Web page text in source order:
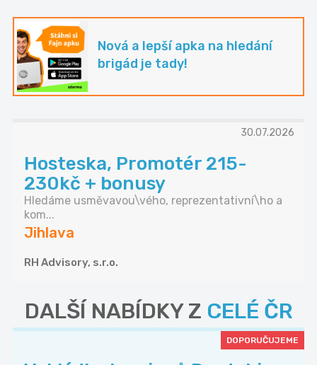
Nová a lepší apka na hledání
brigád je tady!
30.07.2026
Hosteska, Promotér 215-
230kč + bonusy
Hledáme usměvavou\vého, reprezentativní\ho a
kom...
Jihlava
RH Advisory, s.r.o.
DALŠÍ NABÍDKY Z CELÉ ČR
DOPORUČUJEME